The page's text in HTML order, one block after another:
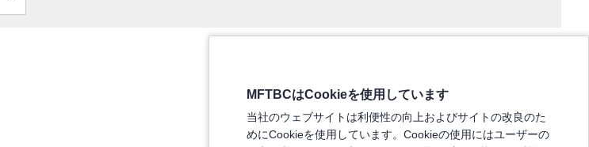
MFTBCはCookieを使用しています
当社のウェブサイトは利便性の向上およびサイトの改良のた
めにCookieを使用しています。Cookieの使用にはユーザーの